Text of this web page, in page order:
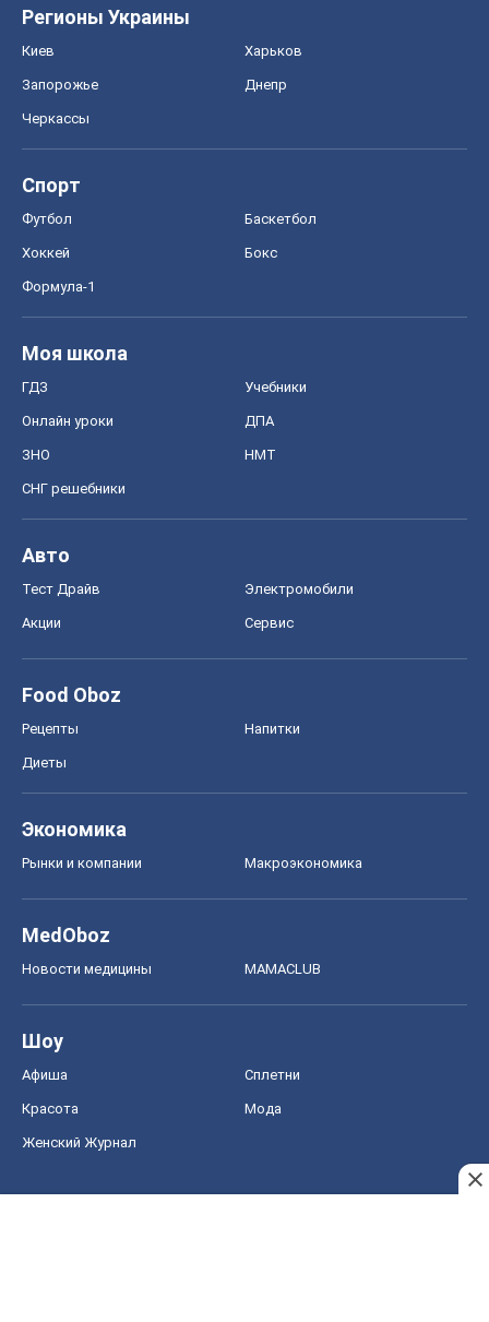
Регионы Украины
Киев Харьков
Запорожье Днепр
Черкассы
Спорт
Футбол Баскетбол
Хоккей Бокс
Формула-1
Моя школа
ГДЗ Учебники
Онлайн уроки ДПА
ЗНО НМТ
СНГ решебники
Авто
Тест Драйв Электромобили
Акции Сервис
Food Oboz
Рецепты Напитки
Диеты
Экономика
Рынки и компании Mакроэкономика
MedOboz
Новости медицины MAMACLUB
Шоу
Афиша Сплетни
Красота Мода
Женский Журнал